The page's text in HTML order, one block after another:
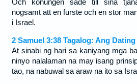
Och konungen sade till sina
nogsamt att en furste och en stor
i Israel.
2 Samuel 3:38 Tagalog: Ang
At sinabi ng hari sa kaniyang mga
ninyo nalalaman na may isang
tao, na nabuwal sa araw na ito sa